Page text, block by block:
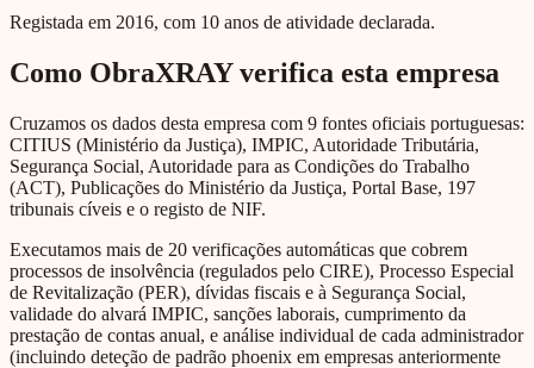
Registada em 2016, com 10 anos de atividade declarada.
Como ObraXRAY verifica esta empresa
Cruzamos os dados desta empresa com 9 fontes oficiais portuguesas:
CITIUS (Ministério da Justiça), IMPIC, Autoridade Tributária,
Segurança Social, Autoridade para as Condições do Trabalho
(ACT), Publicações do Ministério da Justiça, Portal Base, 197
tribunais cíveis e o registo de NIF.
Executamos mais de 20 verificações automáticas que cobrem
processos de insolvência (regulados pelo CIRE), Processo Especial
de Revitalização (PER), dívidas fiscais e à Segurança Social,
validade do alvará IMPIC, sanções laborais, cumprimento da
prestação de contas anual, e análise individual de cada administrador
(incluindo deteção de padrão phoenix em empresas anteriormente